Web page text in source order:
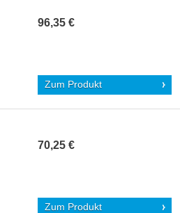
96,35 €
Zum Produkt
70,25 €
Zum Produkt